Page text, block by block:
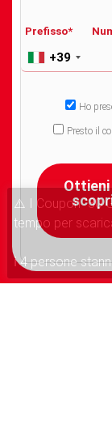
Prefisso*
+39
Ho
Presto il